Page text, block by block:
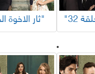
"ثار الاخوة الحلقة 31"